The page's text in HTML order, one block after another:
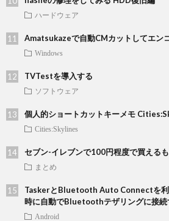
ハードウェア
Amatsukazeで自動CMカットしてエン
Windows
TVTestを導入する
ソフトウェア
個人的ショートカットキーメモ
Cities:Skylines
セブン-イレブンで100円程度で買える
まとめ
TaskerとBluetooth Auto Connectを利
時に自動でBluetoothテザリングに接続
Android